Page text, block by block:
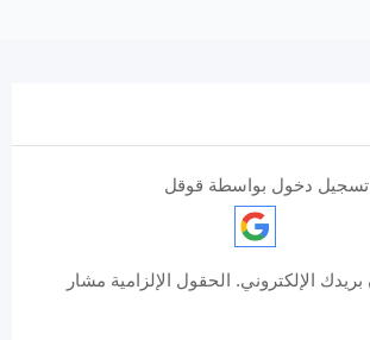
تسجيل دخول بواسطة قوقل
الإلكتروني. الحقول الإلزامية مشار